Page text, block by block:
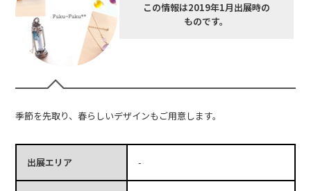
この情報は2019年1月出展時の
ものです。
季節を先取り、春らしいデザインもご用意します。
出展エリア -